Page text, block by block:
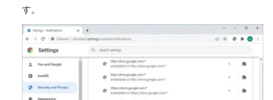
す。